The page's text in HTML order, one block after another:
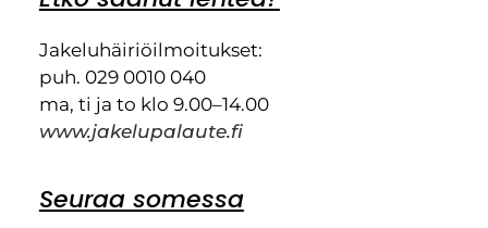
Jakeluhäiriöilmoitukset:
puh. 029 0010 040
ma, ti ja to klo 9.00–14.00
www.jakelupalaute.fi
Seuraa somessa